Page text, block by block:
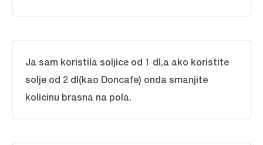
Ja sam koristila soljice od 1 dl,a ako koristite
solje od 2 dl(kao Doncafe) onda smanjite
kolicinu brasna na pola.